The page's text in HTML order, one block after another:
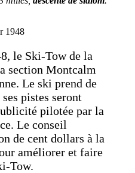
1948
le Ski-Tow de la
section Montcalm
Le ski prend de
pistes seront
pilotée par la
Le conseil
de cent dollars à la
améliorer et faire
Tow.